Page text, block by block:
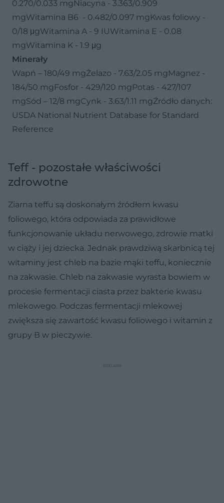
0.270/0.033 mgNiacyna - 3.363/0.909
mgWitamina B6 - 0.482/0.097 mgKwas foliowy -
0/18 μgWitamina A - 9 IUWitamina E - 0.08
mgWitamina K - 1.9 μg
Minerały
Wapń – 180/49 mgŻelazo - 7.63/2.05 mgMagnez -
184/50 mgFosfor - 429/120 mgPotas - 427/107
mgSód – 12/8 mgCynk - 3.63/1.11 mgŹródło danych:
USDA National Nutrient Database for Standard
Reference
Teff - pozostałe właściwości
zdrowotne
Ziarna teffu są doskonałym źródłem kwasu
foliowego, która odpowiada za prawidłowe
funkcjonowanie układu nerwowego, zdrowie matki
w ciąży i jej dziecka. Jednak prawdziwą skarbnicą tej
witaminy jest chleb na bazie mąki teffu, koniecznie
na zakwasie. Chleb na zakwasie wyrasta bowiem w
procesie fermentacji ciasta przez bakterie kwasu
mlekowego. Podczas fermentacji mlekowej
zwiększa się zawartość kwasu foliowego i witamin z
grupy B w pieczywie.